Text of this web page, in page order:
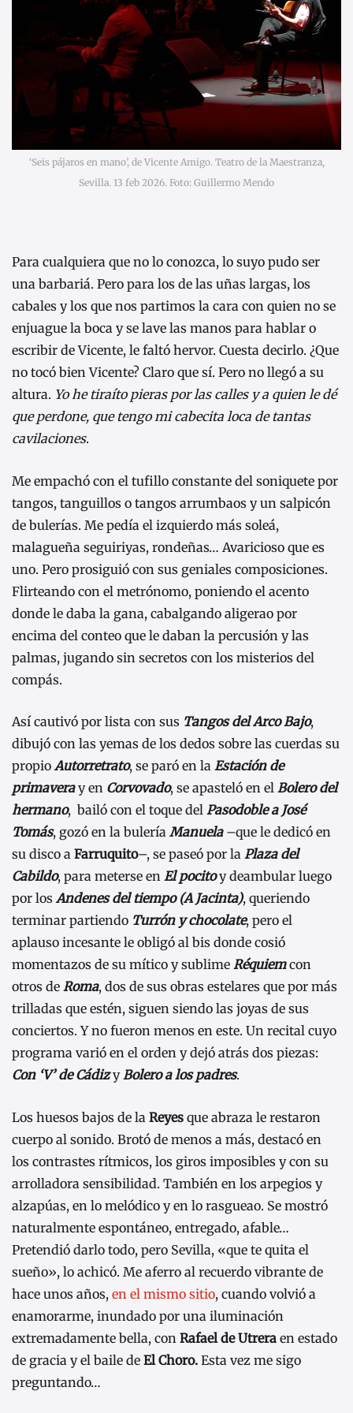
‘Seis pájaros en mano’, de Vicente Amigo. Teatro de la Maestranza,
Sevilla. 13 feb 2026. Foto: Guillermo Mendo
Para cualquiera que no lo conozca, lo suyo pudo ser
una barbariá. Pero para los de las uñas largas, los
cabales y los que nos partimos la cara con quien no se
enjuague la boca y se lave las manos para hablar o
escribir de Vicente, le faltó hervor. Cuesta decirlo. ¿Que
no tocó bien Vicente? Claro que sí. Pero no llegó a su
altura. Yo he tiraíto pieras por las calles y a quien le dé
que perdone, que tengo mi cabecita loca de tantas
cavilaciones.
Me empachó con el tufillo constante del soniquete por
tangos, tanguillos o tangos arrumbaos y un salpicón
de bulerías. Me pedía el izquierdo más soleá,
malagueña seguiriyas, rondeñas… Avaricioso que es
uno. Pero prosiguió con sus geniales composiciones.
Flirteando con el metrónomo, poniendo el acento
donde le daba la gana, cabalgando aligerao por
encima del conteo que le daban la percusión y las
palmas, jugando sin secretos con los misterios del
compás.
Así cautivó por lista con sus Tangos del Arco Bajo,
dibujó con las yemas de los dedos sobre las cuerdas su
propio Autorretrato, se paró en la Estación de
primaveray en Corvovado, se apasteló en el Bolero del
hermano, bailó con el toque del Pasodoble a José
Tomás, gozó en la bulería Manuela–que le dedicó en
su disco a Farruquito–, se paseó por la Plaza del
Cabildo, para meterse en El pocitoy deambular luego
por los Andenes del tiempo (A Jacinta), queriendo
terminar partiendo Turrón y chocolate, pero el
aplauso incesante le obligó al bis donde cosió
momentazos de su mítico y sublime Réquiemcon
otros de Roma, dos de sus obras estelares que por más
trilladas que estén, siguen siendo las joyas de sus
conciertos. Y no fueron menos en este. Un recital cuyo
programa varió en el orden y dejó atrás dos piezas:
Con ‘V’ de CádizyBolero a los padres.
Los huesos bajos de la Reyes que abraza le restaron
cuerpo al sonido. Brotó de menos a más, destacó en
los contrastes rítmicos, los giros imposibles y con su
arrolladora sensibilidad. También en los arpegios y
alzapúas, en lo melódico y en lo rasgueao. Se mostró
naturalmente espontáneo, entregado, afable…
Pretendió darlo todo, pero Sevilla, «que te quita el
sueño», lo achicó. Me aferro al recuerdo vibrante de
hace unos años, en el mismo sitio, cuando volvió a
enamorarme, inundado por una iluminación
extremadamente bella, con Rafael de Utrera en estado
de gracia y el baile de El Choro. Esta vez me sigo
preguntando…